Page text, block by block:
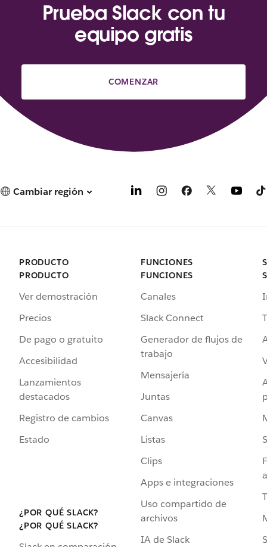
Prueba Slack con tu
equipo gratis
COMENZAR
Cambiar región
PRODUCTO
PRODUCTO
Ver demostración
Precios
De pago o gratuito
Accesibilidad
Lanzamientos
destacados
Registro de cambios
Estado
¿POR QUÉ SLACK?
¿POR QUÉ SLACK?
FUNCIONES
FUNCIONES
Canales
Slack Connect
Generador de flujos de
trabajo
Mensajería
Juntas
Canvas
Listas
Clips
Apps e integraciones
Uso compartido de
archivos
IA de Slack